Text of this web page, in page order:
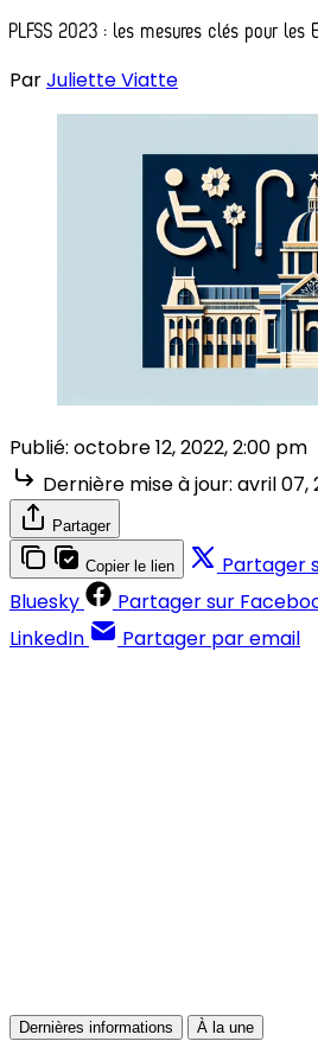
PLFSS 2023 : les mesures clés pour les
ParJuliette Viatte
Publié: octobre 12, 2022, 2:00 pm
Dernière mise à jour: avril 07,
Partager
Copier le lien Partager
Bluesky
Partager sur
LinkedIn
Partager par email
Dernières informations À la une